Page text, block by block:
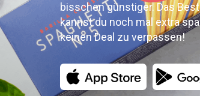
bisschen günstiger. Das
kannst du noch mal extra
keinen Deal zu verpassen!